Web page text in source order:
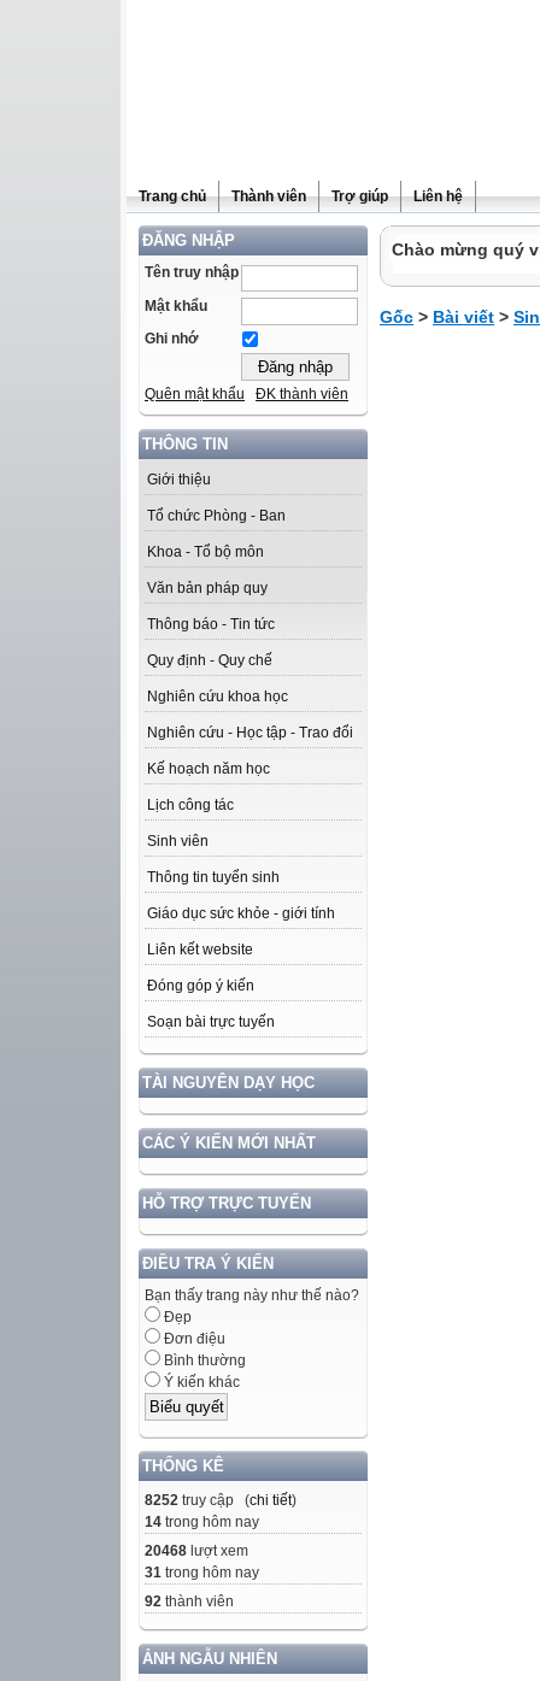
Trang chủ Thành viên Trợ giúp Liên hệ
ĐĂNG NHẬP
Tên truy nhập
Mật khẩu
Ghi nhớ
Quên mật khẩu ĐK thành viên
THÔNG TIN
Giới thiệu
Tổ chức Phòng - Ban
Khoa - Tổ bộ môn
Văn bản pháp quy
Thông báo - Tin tức
Quy định - Quy chế
Nghiên cứu khoa học
Nghiên cứu - Học tập - Trao đổi
Kế hoạch năm học
Lịch công tác
Sinh viên
Thông tin tuyển sinh
Giáo dục sức khỏe - giới tính
Liên kết website
Đóng góp ý kiến
Soạn bài trực tuyến
TÀI NGUYÊN DẠY HỌC
CÁC Ý KIẾN MỚI NHẤT
HỖ TRỢ TRỰC TUYẾN
ĐIỀU TRA Ý KIẾN
Bạn thấy trang này như thế nào?
Đẹp
Đơn điệu
Bình thường
Ý kiến khác
THỐNG KÊ
8252 truy cập (chi tiết)
14 trong hôm nay
20468 lượt xem
31 trong hôm nay
92 thành viên
ẢNH NGẪU NHIÊN
Chào mừng quý
Gốc > Bài viết >